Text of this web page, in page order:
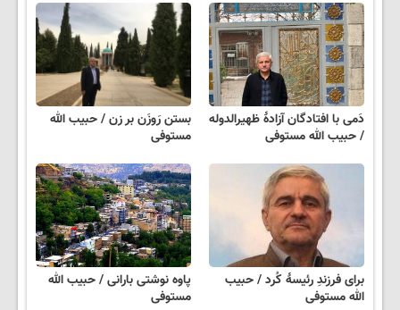
دَمی با افتادگان آزادهٔ ظهیرالدوله
/ حبیب الله مستوفی
بستن رَوزَن بر زن / حبیب الله
مستوفی
برای فرزندِ رئیسهٔ کُرد / حبیب
الله مستوفی
پاوه نوشتی بارانی / حبیب الله
مستوفی